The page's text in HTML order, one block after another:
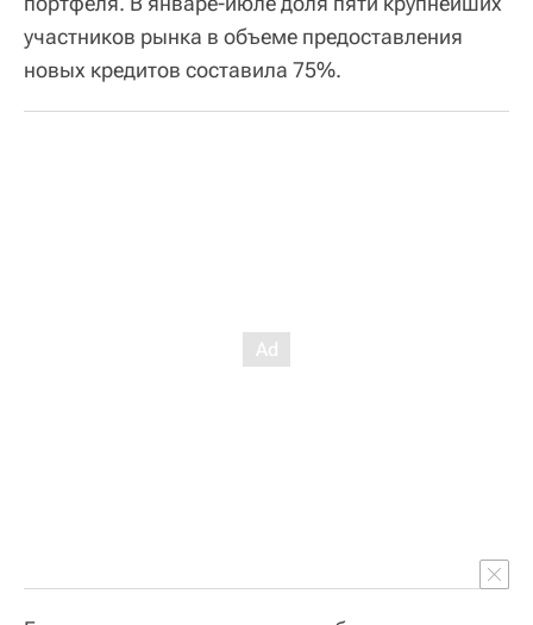
участников рынка в объеме предоставления
новых кредитов составила 75%.